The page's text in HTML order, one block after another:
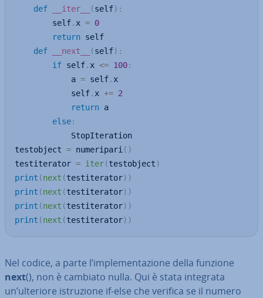
def
__iter__ (self) :
		self
. x = 0
return self
def
__next__ (self) :
if self. x <= 100:
			a
= self. x
			self
. x += 2
return a
else:
testobject = numeripari ( )
testiterator = iter(testobject )
print (next (testiterator) )
print (next (testiterator) )
print (next (testiterator) )
print (next (testiterator) )
Nel codice, a parte l’im­ple­men­ta­zio­ne della funzione
next(), non è cambiato nulla. Qui è stata integrata
un’ulteriore istru­zio­ne if-else che verifica se il numero